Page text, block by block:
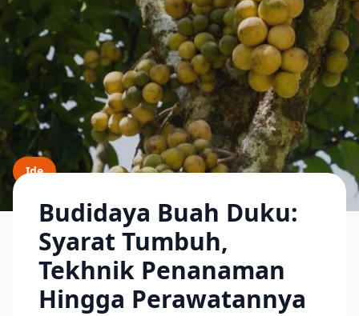
Ide
Budidaya Buah Duku:
Syarat Tumbuh,
Tekhnik Penanaman
Hingga Perawatannya